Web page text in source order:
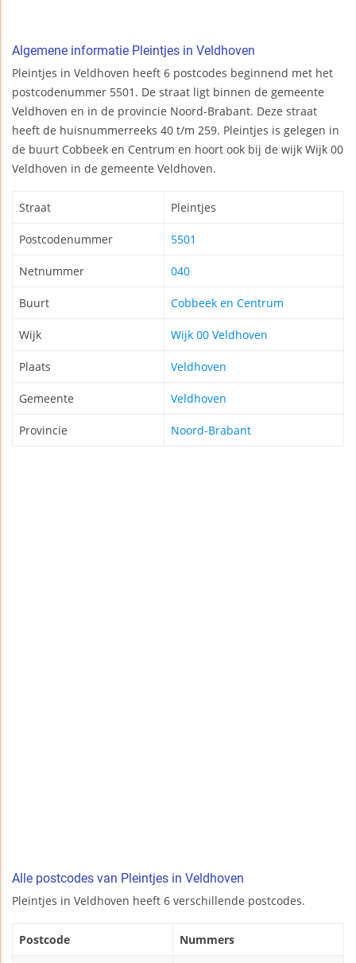
Algemene informatie Pleintjes in Veldhoven
Pleintjes in Veldhoven heeft 6 postcodes beginnend met het
postcodenummer 5501. De straat ligt binnen de gemeente
Veldhoven en in de provincie Noord-Brabant. Deze straat
heeft de huisnummerreeks 40 t/m 259. Pleintjes is gelegen in
de buurt Cobbeek en Centrum en hoort ook bij de wijk Wijk 00
Veldhoven in de gemeente Veldhoven.
Straat Pleintjes
Postcodenummer 5501
Netnummer 040
Buurt Cobbeek en Centrum
Wijk Wijk 00 Veldhoven
Plaats Veldhoven
Gemeente Veldhoven
Provincie Noord-Brabant
Alle postcodes van Pleintjes in Veldhoven
Pleintjes in Veldhoven heeft 6 verschillende postcodes.
Postcode Nummers